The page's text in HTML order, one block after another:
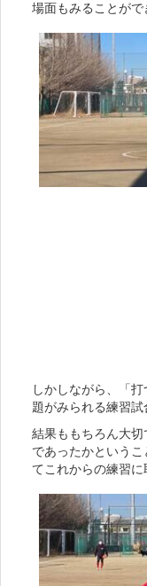
場面もみることがで
しかしながら、「
題がみられる練習試
結果ももちろん大
であったかという
てこれからの練習に